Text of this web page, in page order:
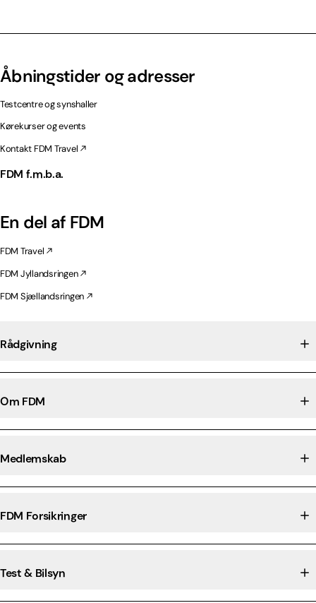
Åbningstider og adresser
Testcentre og synshaller
Kørekurser og events
Kontakt FDM Travel
FDM f.m.b.a.
En del af FDM
FDM Travel
FDM Jyllandsringen
FDM Sjællandsringen
Rådgivning
Om FDM
Medlemskab
FDM Forsikringer
Test & Bilsyn